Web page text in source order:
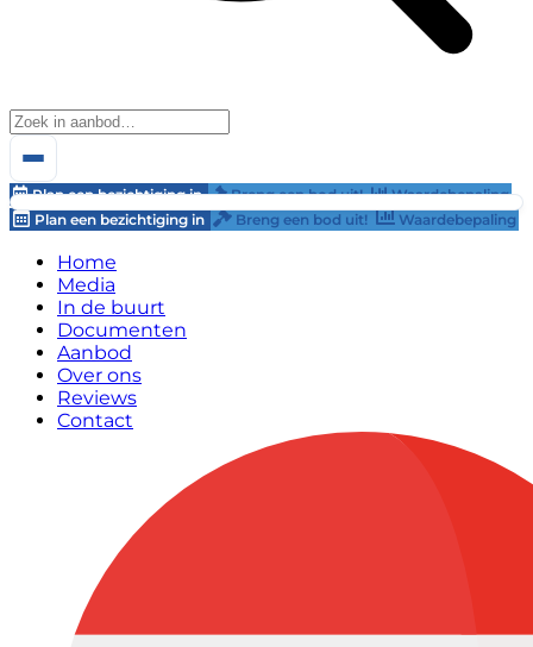
Plan een bezichtiging in Breng een bod uit!
Waardebepaling
Plan een bezichtiging in
Breng een bod uit! Waardebepaling
Home
Media
In de buurt
Documenten
Aanbod
Over ons
Reviews
Contact